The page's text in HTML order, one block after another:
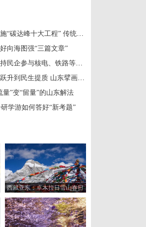
开局起步“十五五”：山东实施“碳达峰十大工程” 传统产业将“华丽转身”
向海图强“三篇文章”
开局起步“十五五”：山东支持民企参与核电、铁路等项目建设
开局起步“十五五”：从智造跃升到民生提质 山东擘画“十五五”发展新蓝图
”变“留量”的山东解法
学游如何答好“新考题”
西藏亚东：卓木拉日雪山春日
风光美如画